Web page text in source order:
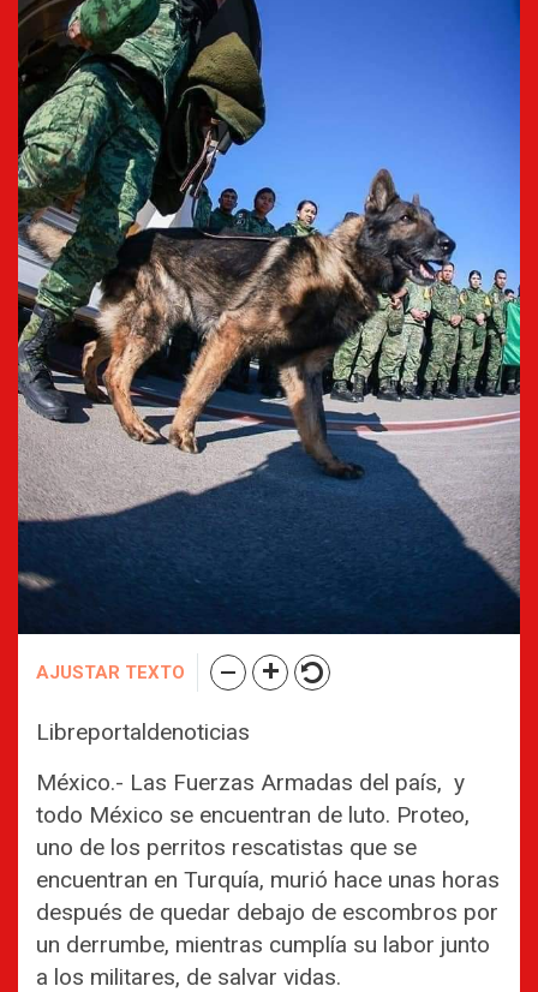
AJUSTAR TEXTO
Libreportaldenoticias
México.- Las Fuerzas Armadas del país, y
todo México se encuentran de luto. Proteo,
uno de los perritos rescatistas que se
encuentran en Turquía, murió hace unas horas
después de quedar debajo de escombros por
un derrumbe, mientras cumplía su labor junto
a los militares, de salvar vidas.